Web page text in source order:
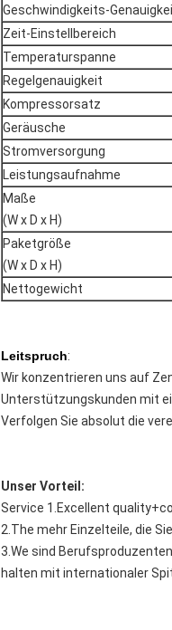
Geschwindigkeits-
Zeit-Einstellbereich
Temperaturspanne
Regelgenauigkeit
Kompressorsatz
Geräusche
Stromversorgung
Leistungsaufnahme
Maße
(W x D x H)
Paketgröße
(W x D x H)
Nettogewicht
Leitspruch:
Wir konzentrieren uns auf
Unterstützungskunden mit
Verfolgen Sie absolut die
Unser Vorteil:
Service 1.Excellent
2.The mehr Einzelteile, die
3.We sind
halten mit internationaler